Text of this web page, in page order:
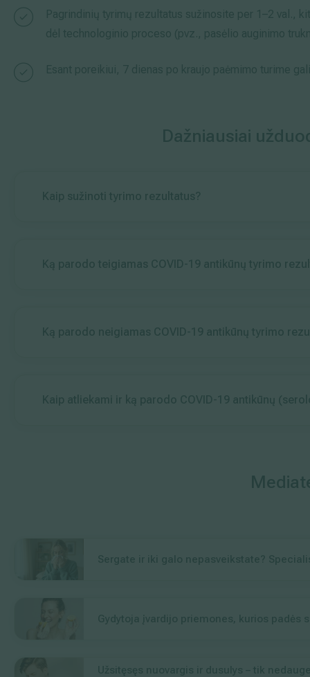
Pagrindinių tyrimų rezultatus sužinosite per 1–2 val.,
dėl technologinio proceso (pvz., pasėlio auginimo
Esant poreikiui, 7 dienas po kraujo paėmimo turime
Dažniausiai
Kaip sužinoti tyrimo rezultatus?
Ką parodo teigiamas COVID-19 antikūnų tyrimo
Ką parodo neigiamas COVID-19 antikūnų tyrimo
Kaip atliekami ir ką parodo COVID-19 antikūnų
Sergate ir iki galo nepasveikstate?
Gydytoja įvardijo priemones, kurios padės
Užsitęsęs nuovargis ir dusulys – tik